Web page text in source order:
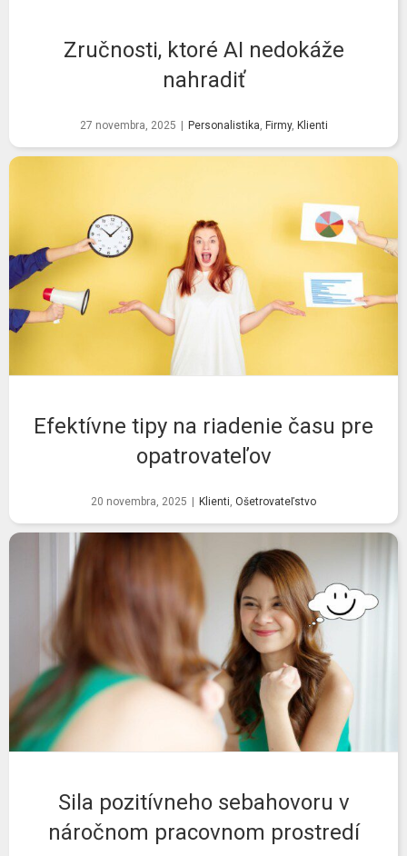
Zručnosti, ktoré AI nedokáže
nahradiť
27 novembra, 2025 Personalistika, Firmy, Klienti
Efektívne tipy na riadenie času pre
opatrovateľov
20 novembra, 2025 Klienti, Ošetrovateľstvo
Sila pozitívneho sebahovoru v
náročnom pracovnom prostredí